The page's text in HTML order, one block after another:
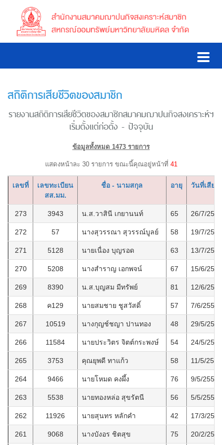
สถิติการเสียชีวิตของสมาชิก
รายงานสถิติการเสียชีวิตของสมาชิกสมาคมฌาปนกิจสงเคราะห์ฯ
เริ่มตั้งแต่ก่อตั้ง - ปัจจุบัน
ข้อมูลทั้งหมด 1473 รายการ
แสดงหน้าละ 30 รายการ ขณะนี้คุณอยู่หน้าที่ 41
เลขที่
เลขทะเบียน
สส.มม.
ชื่อ - นามสกุล อายุ วันที่เสียชี
273 3943 น.ส.วาสินี เกยานนท์ 65 26/7/2557
272 57 นางสุวรรณา สุวรรณ์บูลย์ 58 19/7/2557
271 5128 นายเนื่อง บุญรอด 63 13/7/2557
270 5208 นางสำราญ เอกพจน์ 67 15/6/2557
269 8390 น.ส.บุญสม มีทรัพย์ 81 12/6/2557
268 ค129 นายสมชาย ชูสวัสดิ์ 57 7/6/2557
267 10519 นางกุญช์ชญา ปานทอง 48 29/5/2557
266 11584 นายประวิตร จิตต์กระพงษ์ 54 24/5/2557
265 3753 คุณยุพดี ทาแก้ว 58 11/5/2557
264 9466 นายโหมด คงผึ้ง 76 9/5/2557
263 5538 นายทองหล่อ สุขรัตนี 56 5/5/2557
262 11926 นายสุนทร หลักคำ 42 17/3/2557
261 9068 นางบังอร ชิตสุข 75 20/2/2557